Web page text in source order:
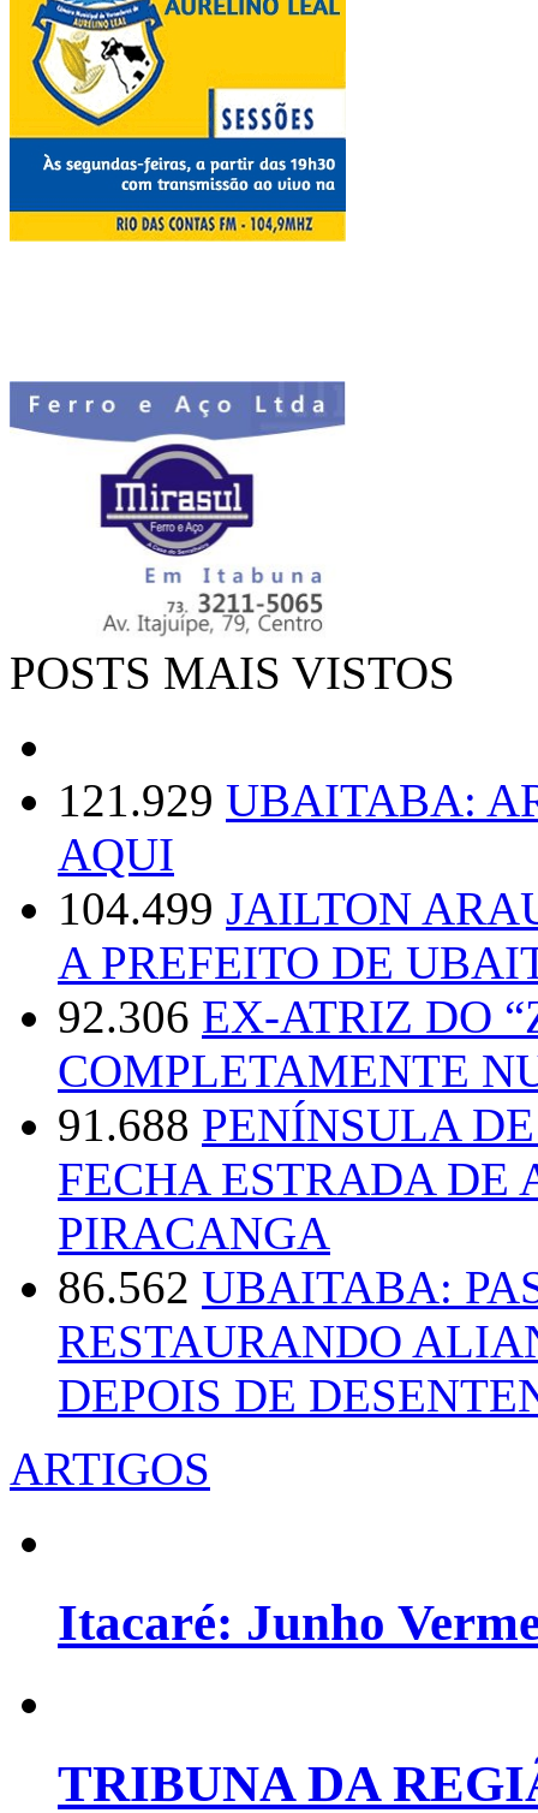
POSTS MAIS VISTOS
121.929 UBAITABA:
AQUI
104.499 JAILTON
A PREFEITO DE
92.306 EX-ATRIZ DO
COMPLETAMENTE
91.688 PENÍNSULA
FECHA ESTRADA DE
PIRACANGA
86.562 UBAITABA:
RESTAURANDO
DEPOIS DE
ARTIGOS
Itacaré: Junho
TRIBUNA DA